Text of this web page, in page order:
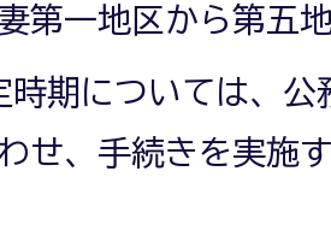
第一地区から第五
時期については、公
せ、手続きを実施